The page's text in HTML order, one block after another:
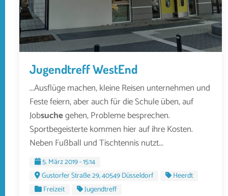
Jugendtreff WestEnd
...Ausflüge machen, kleine Reisen unternehmen und
Feste feiern, aber auch für die Schule üben, auf
Jobsuchegehen, Probleme besprechen.
Sportbegeisterte kommen hier auf ihre Kosten.
Neben Fußball und Tischtennis nutzt...
5. März 2019 - 15:14
Gustorfer Straße 29, 40549 Düsseldorf
Heerdt
Freizeit
Jugendtreff